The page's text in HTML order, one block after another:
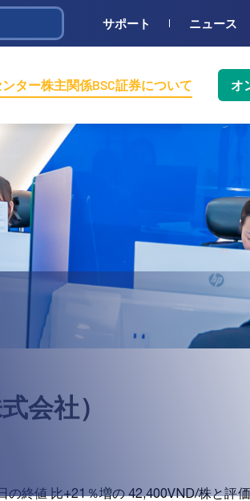
サポート ニュース
ター株主関係BSC証券について オ
会社）
終値 比+21％増の 42,400VND/株と評